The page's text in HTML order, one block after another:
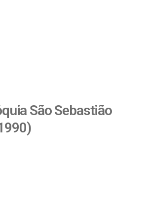
São Sebastião